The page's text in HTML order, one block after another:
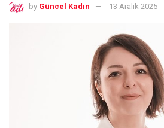
by Güncel Kadın 13 Aralık 2025